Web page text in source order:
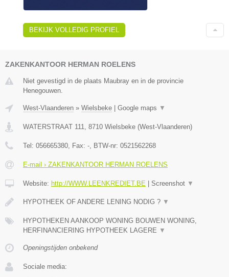
BEKIJK VOLLEDIG PROFIEL
ZAKENKANTOOR HERMAN ROELENS
Niet gevestigd in de plaats Maubray en in de provincie
Henegouwen.
West-Vlaanderen » Wielsbeke Google maps ▼
WATERSTRAAT 111 8710 Wielsbeke (West-Vlaanderen)
Tel: 056665380 , Fax: - , BTW-nr: 0521562268
E-mail › ZAKENKANTOOR HERMAN ROELENS
Website: http://WWW.LEENKREDIET.BE Screenshot ▼
HYPOTHEEK OF ANDERE LENING NODIG ? ▼
HYPOTHEKEN AANKOOP WONING BOUWEN WONING,
HERFINANCIERING HYPOTHEEK LAGERE ▼
Openingstijden onbekend
Sociale media: